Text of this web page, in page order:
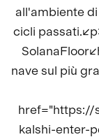
all'ambiente
cicli passati.</
nave sul più
href="https://
kalshi-enter-